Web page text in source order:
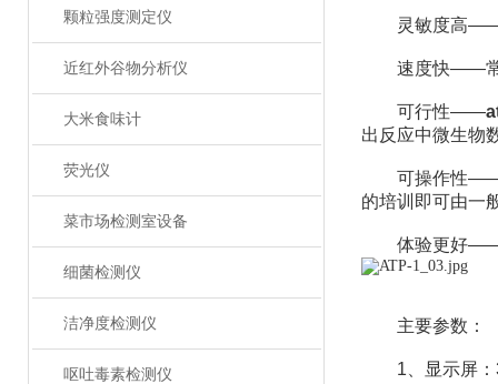
颗粒强度测定仪
近红外谷物分析仪
大米食味计
荧光仪
菜市场检测室设备
细菌检测仪
洁净度检测仪
呕吐毒素检测仪
灵敏度高
速度快——常规
可行性——
出反应中微生物
可操作性——传
的培训即可由一
体验更好——试
主要参数：
1、显示屏：